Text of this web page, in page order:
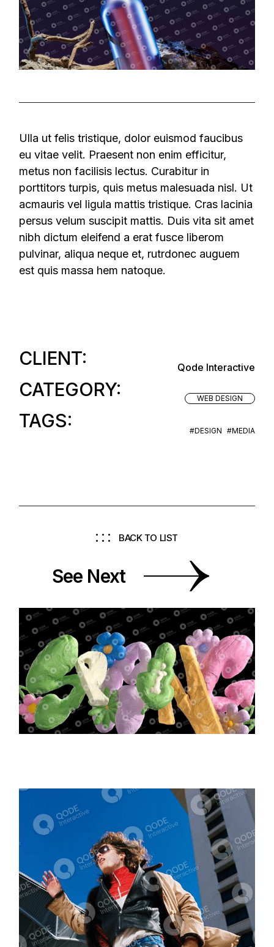
Ulla ut felis tristique, dolor euismod faucibus
eu vitae velit. Praesent non enim efficitur,
metus non facilisis lectus. Curabitur in
porttitors turpis, quis metus malesuada nisl. Ut
acmauris vel ligula mattis tristique. Cras lacinia
persus velum suscipit mattis. Duis vita sit amet
nibh dictum eleifend a erat fusce liberom
pulvinar, aliqua neque et, rutrdonec auguem
est quis massa hem natoque.
CLIENT: Qode Interactive
CATEGORY: WEB DESIGN
TAGS: #DESIGN #MEDIA
BACK TO LIST
See Next